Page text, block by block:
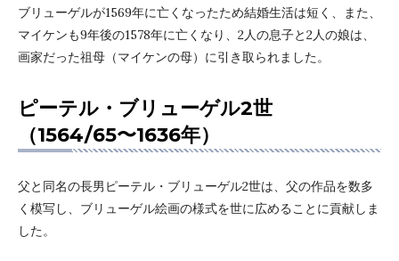
ブリューゲルが1569年に亡くなったため結婚生活は短く、また、
マイケンも9年後の1578年に亡くなり、2人の息子と2人の娘は、
画家だった祖母（マイケンの母）に引き取られました。
ピーテル・ブリューゲル2世
（1564/65〜1636年）
父と同名の長男ピーテル・ブリューゲル2世は、父の作品を数多
く模写し、ブリューゲル絵画の様式を世に広めることに貢献しま
した。